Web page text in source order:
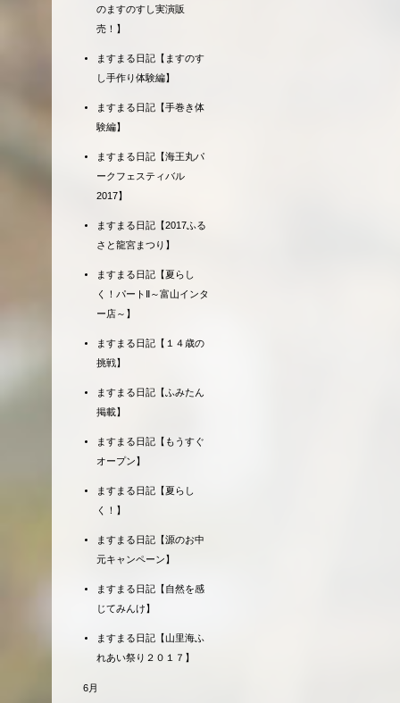
のますのすし実演販
売！】
ますまる日記【ますのす
し手作り体験編】
ますまる日記【手巻き体
験編】
ますまる日記【海王丸パ
ークフェスティバル
2017】
ますまる日記【2017ふる
さと龍宮まつり】
ますまる日記【夏らし
く！パートⅡ～富山インタ
ー店～】
ますまる日記【１４歳の
挑戦】
ますまる日記【ふみたん
掲載】
ますまる日記【もうすぐ
オープン】
ますまる日記【夏らし
く！】
ますまる日記【源のお中
元キャンペーン】
ますまる日記【自然を感
じてみんけ】
ますまる日記【山里海ふ
れあい祭り２０１７】
6月